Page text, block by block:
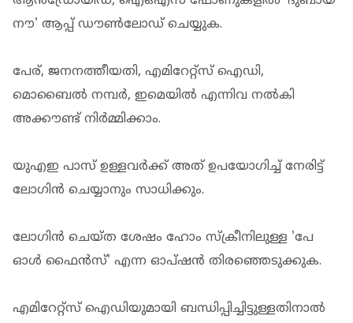
നൗ' ആപ്പ് ഡൗൺലോഡ് ചെയ്യുക.
പേര്, ജനനത്തീയതി, എമിറേറ്റ്സ് ഐഡി,
മൊബൈൽ നമ്പർ, ഇമെയിൽ എന്നിവ നൽകി
അക്കൗണ്ട് നിർമ്മിക്കാം.
യുഎഇ പാസ് ഉള്ളവർക്ക് അത് ഉപയോഗിച്ച് നേരിട്ട്
ലോഗിൻ ചെയ്യാനും സാധിക്കും.
ലോഗിൻ ചെയ്ത ശേഷം ഹോം സ്ക്രീനിലുള്ള 'പേ
ഓൾ ഫൈൻസ്' എന്ന ഓപ്ഷൻ തിരഞ്ഞെടുക്കുക.
എമിറേറ്റ്സ് ഐഡിയുമായി ബന്ധിപ്പിച്ചിട്ടുള്ളതിനാൽ